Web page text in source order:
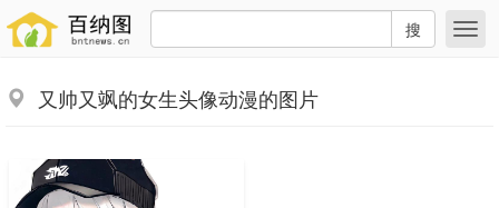
搜
又帅又飒的女生头像动漫的图片